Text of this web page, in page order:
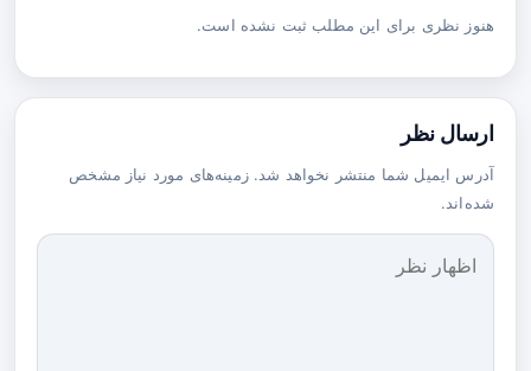
هنوز نظری برای این مطلب ثبت نشده است.
ارسال نظر
آدرس ایمیل شما منتشر نخواهد شد. زمینه‌های مورد نیاز مشخص
شده‌اند.